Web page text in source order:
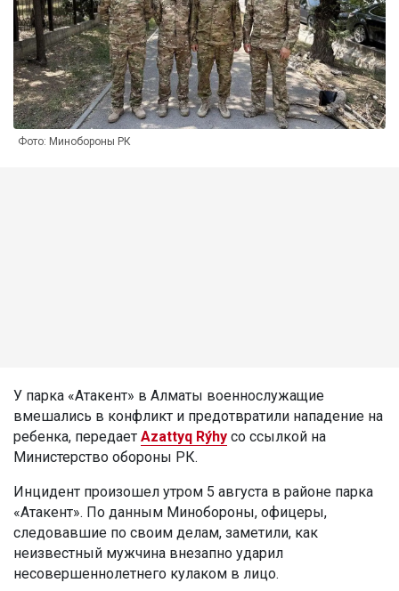
Фото: Минобороны РК
У парка «Атакент» в Алматы военнослужащие
вмешались в конфликт и предотвратили нападение на
ребенка, передает Azattyq Rýhy со ссылкой на
Министерство обороны РК.
Инцидент произошел утром 5 августа в районе парка
«Атакент». По данным Минобороны, офицеры,
следовавшие по своим делам, заметили, как
неизвестный мужчина внезапно ударил
несовершеннолетнего кулаком в лицо.